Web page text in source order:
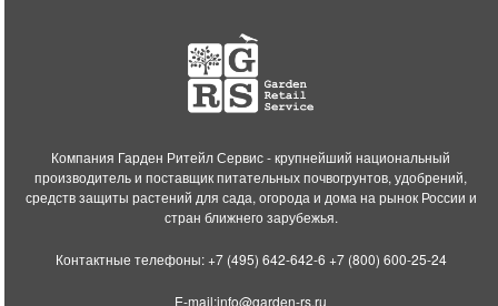
Компания Гарден Ритейл Сервис - крупнейший национальный
производитель и поставщик питательных почвогрунтов, удобрений,
средств защиты растений для сада, огорода и дома на рынок России и
стран ближнего зарубежья.
Контактные телефоны:+7 (495) 642-642-6 +7 (800) 600-25-24
E-mail:info@garden-rs.ru